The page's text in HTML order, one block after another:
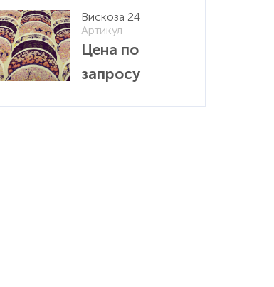
Вискоза 24
Артикул
Цена по
запросу